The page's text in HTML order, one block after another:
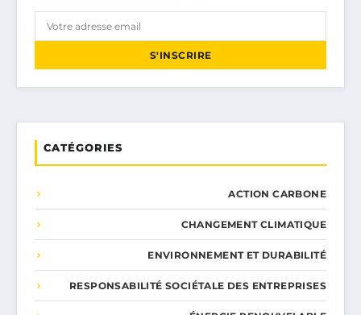
S'INSCRIRE
CATÉGORIES
ACTION CARBONE
CHANGEMENT CLIMATIQUE
ENVIRONNEMENT ET DURABILITÉ
RESPONSABILITÉ SOCIÉTALE DES ENTREPRISES